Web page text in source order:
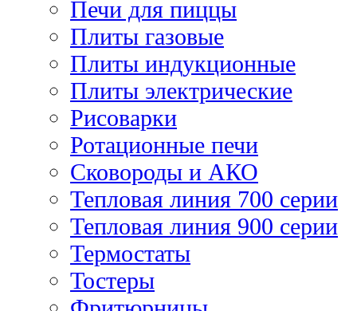
Печи для пиццы
Плиты газовые
Плиты индукционные
Плиты электрические
Рисоварки
Ротационные печи
Сковороды и АКО
Тепловая линия 700 серии
Тепловая линия 900 серии
Термостаты
Тостеры